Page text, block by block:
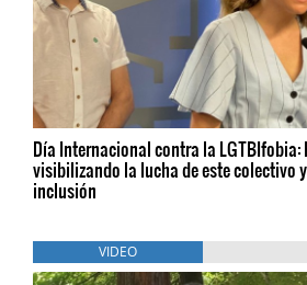
Día Internacional contra la LGTBIfobia:
visibilizando la lucha de este colectivo
inclusión
VIDEO